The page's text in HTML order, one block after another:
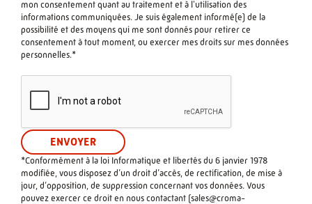
mon consentement quant au traitement et à l'utilisation des
informations communiquées. Je suis également informé(e) de la
possibilité et des moyens qui me sont donnés pour retirer ce
consentement à tout moment, ou exercer mes droits sur mes données
personnelles.*
*Conformément à la loi Informatique et libertés du 6 janvier 1978
modifiée, vous disposez d’un droit d’accès, de rectification, de mise à
jour, d’opposition, de suppression concernant vos données. Vous
pouvez exercer ce droit en nous contactant (sales@croma-